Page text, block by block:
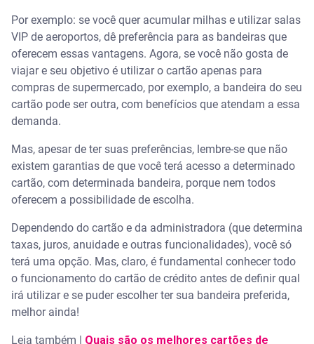
Por exemplo: se você quer acumular milhas e utilizar salas
VIP de aeroportos, dê preferência para as bandeiras que
oferecem essas vantagens. Agora, se você não gosta de
viajar e seu objetivo é utilizar o cartão apenas para
compras de supermercado, por exemplo, a bandeira do seu
cartão pode ser outra, com benefícios que atendam a essa
demanda.
Mas, apesar de ter suas preferências, lembre-se que não
existem garantias de que você terá acesso a determinado
cartão, com determinada bandeira, porque nem todos
oferecem a possibilidade de escolha.
Dependendo do cartão e da administradora (que determina
taxas, juros, anuidade e outras funcionalidades), você só
terá uma opção. Mas, claro, é fundamental conhecer todo
o funcionamento do cartão de crédito antes de definir qual
irá utilizar e se puder escolher ter sua bandeira preferida,
melhor ainda!
Leia também | Quais são os melhores cartões de